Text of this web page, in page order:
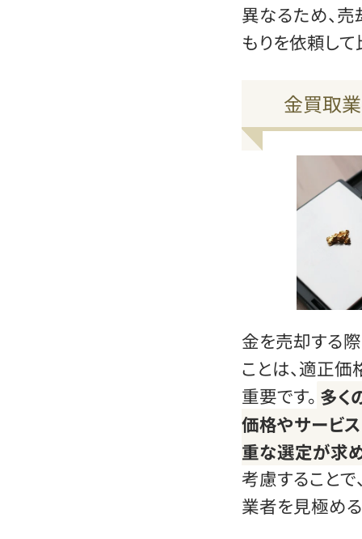
異なるため、
もりを依頼して
金買取
金を売却する
ことは、適正
重要です。 多く
価格やサービ
重な選定が求
考慮すること
業者を見極め